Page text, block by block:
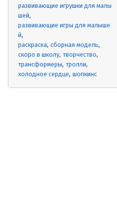
развивающие игрушки для малы
шей
развивающие игры для малыше
й
раскраска сборная модель
скоро в школу творчество
трансформеры тролли
холодное сердце шопкинс